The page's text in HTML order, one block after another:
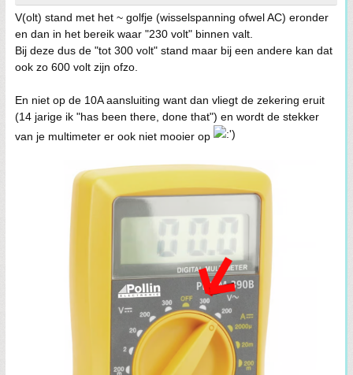
V(olt) stand met het ~ golfje (wisselspanning ofwel AC) eronder
en dan in het bereik waar "230 volt" binnen valt.
Bij deze dus de "tot 300 volt" stand maar bij een andere kan dat
ook zo 600 volt zijn ofzo.
En niet op de 10A aansluiting want dan vliegt de zekering eruit
(14 jarige ik "has been there, done that") en wordt de stekker
van je multimeter er ook niet mooier op